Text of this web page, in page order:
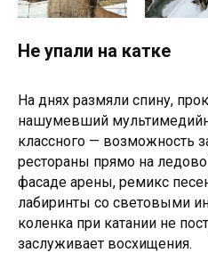
Не упали на катке
На днях размяли спину,
нашумевший
классного — возможность
рестораны прямо на
фасаде арены, ремикс
лабиринты со световыми
коленка при катании не
заслуживает восхищения.